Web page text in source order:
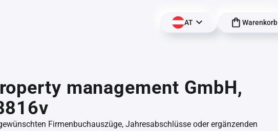
AT Warenkorb
management GmbH,
Firmenbuchauszüge, Jahresabschlüsse oder ergänzenden